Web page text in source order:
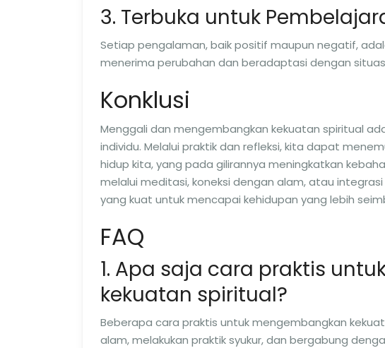
3. Terbuka untuk
Setiap pengalaman, baik positif maupun negatif,
menerima perubahan dan beradaptasi dengan
Konklusi
Menggali dan mengembangkan kekuatan spiritual
individu. Melalui praktik dan refleksi, kita dapat
hidup kita, yang pada gilirannya meningkatkan
melalui meditasi, koneksi dengan alam, atau
yang kuat untuk mencapai kehidupan yang lebih
FAQ
1. Apa saja cara praktis
kekuatan spiritual?
Beberapa cara praktis untuk mengembangkan
alam, melakukan praktik syukur, dan bergabung